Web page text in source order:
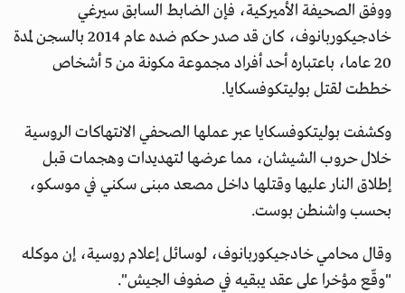
ووفق الصحيفة الأميركية، فإن الضابط السابق سيرغي
خادجيكوربانوف، كان قد صدر حكم ضده عام 2014 بالسجن لمدة
20 عاما، باعتباره أحد أفراد مجموعة مكونة من 5 أشخاص
خططت لقتل بوليتكوفسكايا.
وكشفت بوليتكوفسكايا عبر عملها الصحفي الانتهاكات الروسية
خلال حروب الشيشان، مما عرضها لتهديدات وهجمات قبل
إطلاق النار عليها وقتلها داخل مصعد مبنى سكني في موسكو،
بحسب واشنطن بوست.
وقال محامي خادجيكوربانوف، لوسائل إعلام روسية، إن موكله
"وقّع مؤخرا على عقد يبقيه في صفوف الجيش".